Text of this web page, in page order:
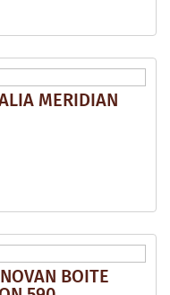
MERIDIAN
BOITE